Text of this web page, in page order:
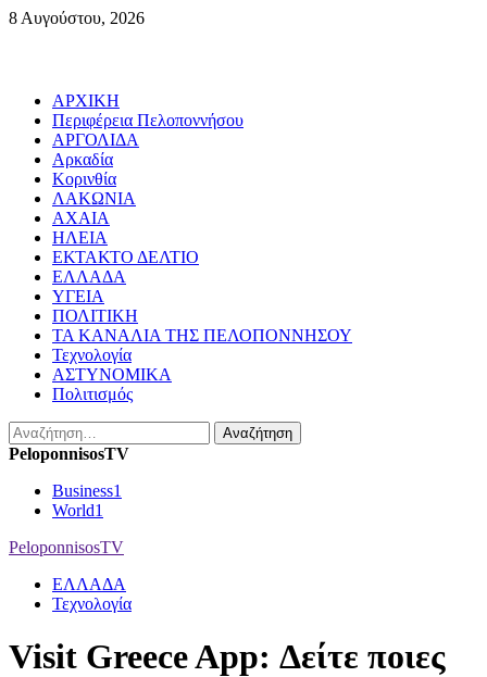
Skip
8 Αυγούστου, 2026
Primary
Menu
ΑΡΧΙΚΗ
Περιφέρεια Πελοποννήσου
ΑΡΓΟΛΙΔΑ
Αρκαδία
Κορινθία
ΛΑΚΩΝΙΑ
ΑΧΑΙΑ
ΗΛΕΙΑ
ΕΚΤΑΚΤΟ ΔΕΛΤΙΟ
ΕΛΛΑΔΑ
ΥΓΕΙΑ
ΠΟΛΙΤΙΚΗ
ΤΑ ΚΑΝΑΛΙΑ ΤΗΣ ΠΕΛΟΠΟΝΝΗΣΟΥ
Τεχνολογία
ΑΣΤΥΝΟΜΙΚΑ
Πολιτισμός
Αναζήτηση
για:
PeloponnisosTV
Business1
World1
PeloponnisosTV
ΕΛΛΑΔΑ
Τεχνολογία
Visit Greece App: Δείτε ποιες